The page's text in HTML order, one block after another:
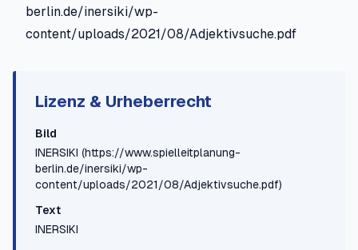
berlin.de/inersiki/wp-
content/uploads/2021/08/Adjektivsuche.pdf
Lizenz & Urheberrecht
Bild
INERSIKI (https://www.spielleitplanung-
berlin.de/inersiki/wp-
content/uploads/2021/08/Adjektivsuche.pdf)
Text
INERSIKI